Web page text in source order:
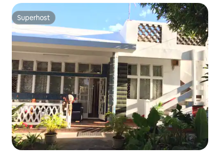
Superhost
Superhost